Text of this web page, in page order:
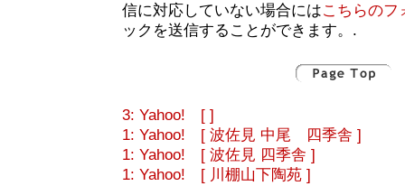
信に対応していない場合にはこちらのフ
ックを送信することができます。.
3: Yahoo! [ ]
1: Yahoo! [ 波佐見 中尾 四季舎 ]
1: Yahoo! [ 波佐見 四季舎 ]
1: Yahoo! [ 川棚山下陶苑 ]